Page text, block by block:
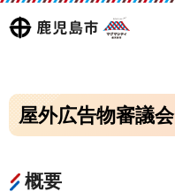
鹿児島
マグ
マシ
島市
屋外広告物審議会
概要